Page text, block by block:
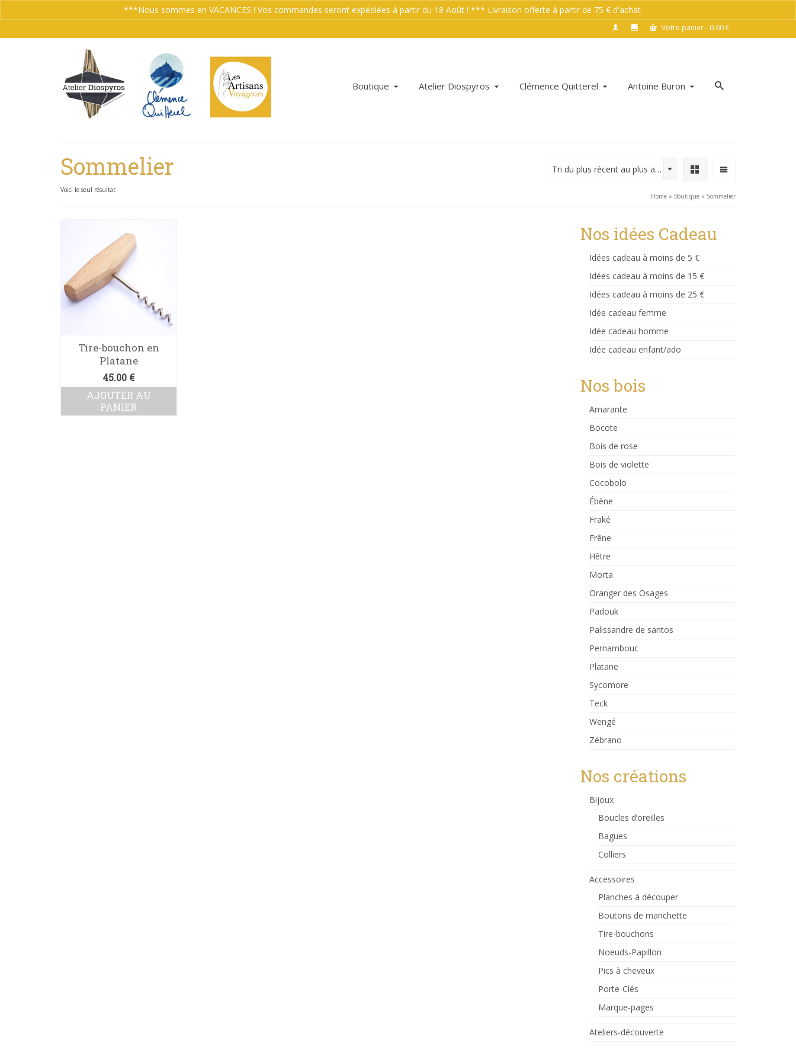
Votre panier- 0.00€
Boutique Atelier Diospyros Clémence Quitterel Antoine Buron
Sommelier
Voici le seul résultat
Tri du plus récent au plus ancien
Home » Boutique » Sommelier
Tire-bouchon en
Platane
45.00 €
AJOUTER AU
PANIER
Nos idées Cadeau
Idées cadeau à moins de 5 €
Idées cadeau à moins de 15 €
Idées cadeau à moins de 25 €
Idée cadeau femme
Idée cadeau homme
Idée cadeau enfant/ado
Nos bois
Amarante
Bocote
Bois de rose
Bois de violette
Cocobolo
Ébène
Fraké
Frêne
Hêtre
Morta
Oranger des Osages
Padouk
Palissandre de santos
Pernambouc
Platane
Sycomore
Teck
Wengé
Zébrano
Nos créations
Bijoux
Boucles d’oreilles
Bagues
Colliers
Accessoires
Planches à découper
Boutons de manchette
Tire-bouchons
Noeuds-Papillon
Pics à cheveux
Porte-Clés
Marque-pages
Ateliers-découverte
***Nous sommes en VACANCES ! Vos commandes seront expédiées à partir du 18 Août ! *** Livraison offerte à partir de 75 € d'achat.